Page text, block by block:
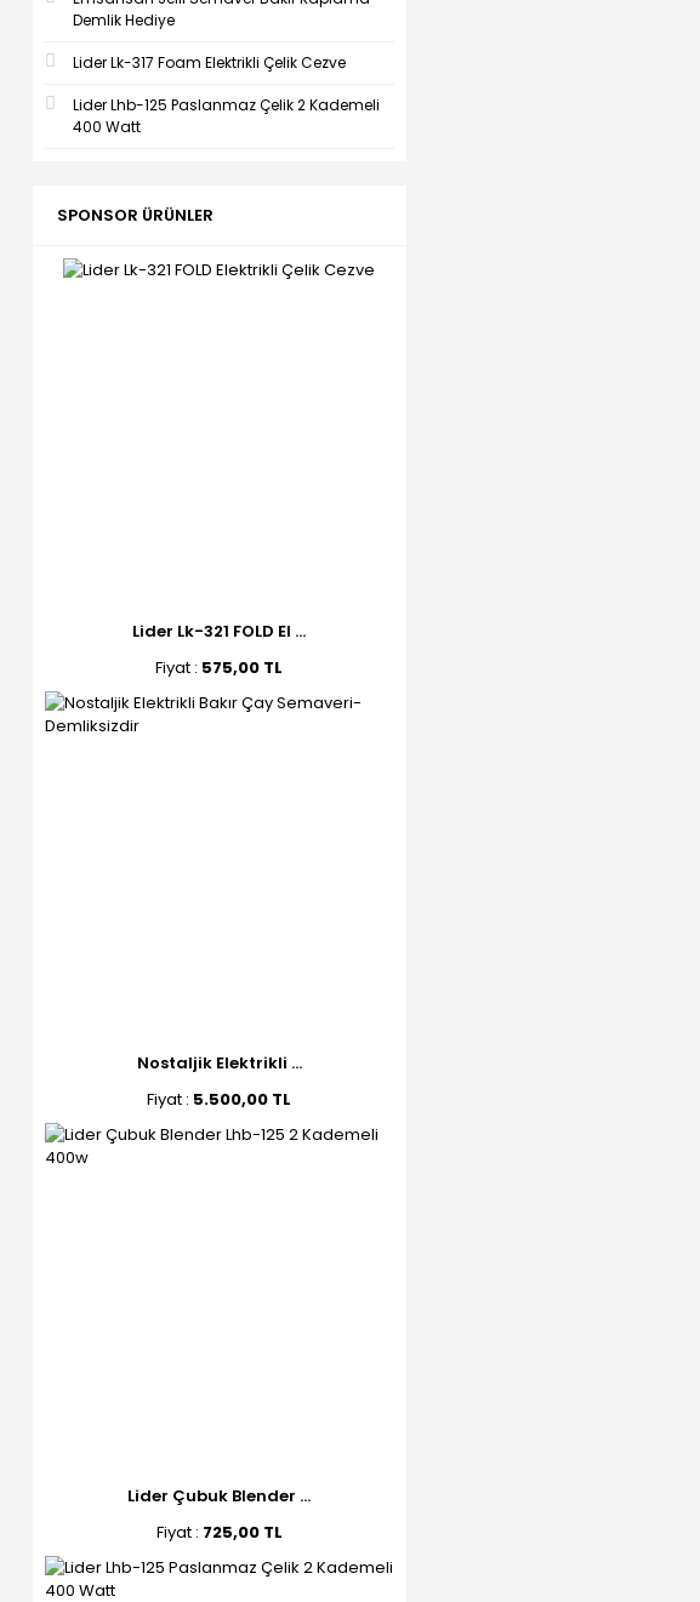
Demlik Hediye
Lider Lk-317 Foam Elektrikli Çelik Cezve
Lider Lhb-125 Paslanmaz Çelik 2 Kademeli
400 Watt
SPONSOR ÜRÜNLER
Lider Lk-321 FOLD El ...
Fiyat : 575,00 TL
Nostaljik Elektrikli ...
Fiyat : 5.500,00 TL
Lider Çubuk Blender ...
Fiyat : 725,00 TL